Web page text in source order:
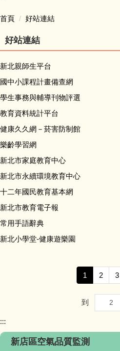
首頁 好站連結
好站連結
新北親師生平台
國中小課程計畫備查網
學生事務與輔導刊物評選
教育資料統計平台
健康久久網－菸害防制館
樂齡學習網
新北市家庭教育中心
新北市永續環境教育中心
十二年國民教育基本網
新北市教育電子報
常用手語辭典
新北小學堂-健康遊樂園
1 2 3
到
:::
新店區空氣品質監測